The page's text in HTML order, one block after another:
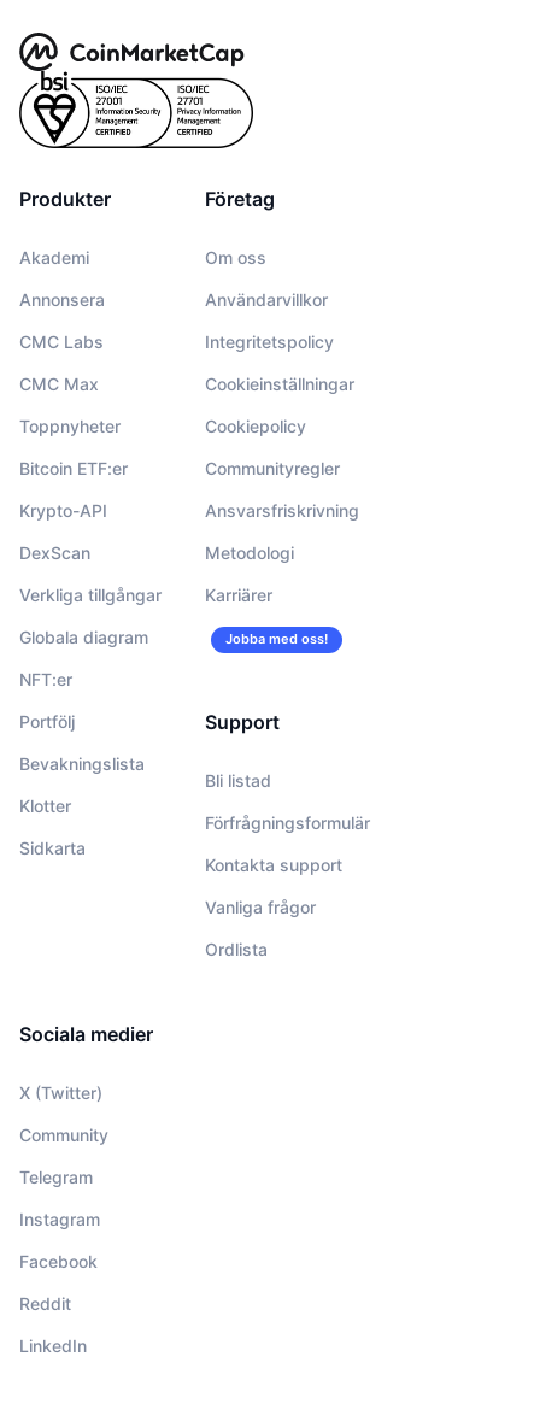
Produkter
Akademi
Annonsera
CMC Labs
CMC Max
Toppnyheter
Bitcoin ETF:er
Krypto-API
DexScan
Verkliga tillgångar
Globala diagram
NFT:er
Portfölj
Bevakningslista
Klotter
Sidkarta
Företag
Om oss
Användarvillkor
Integritetspolicy
Cookieinställningar
Cookiepolicy
Communityregler
Ansvarsfriskrivning
Metodologi
Karriärer
Jobba med oss!
Support
Bli listad
Förfrågningsformulär
Kontakta support
Vanliga frågor
Ordlista
Sociala medier
X (Twitter)
Community
Telegram
Instagram
Facebook
Reddit
LinkedIn